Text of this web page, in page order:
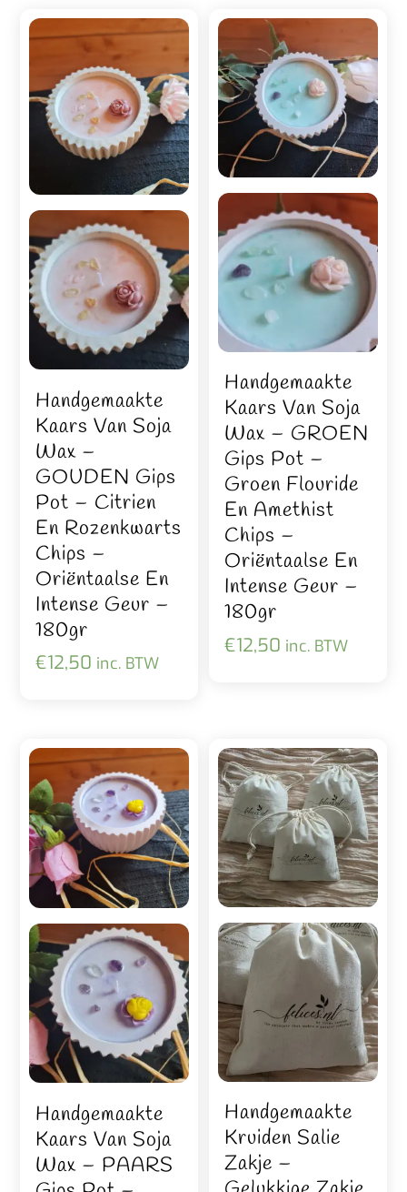
Handgemaakte
Kaars Van Soja
Wax –
GOUDEN Gips
Pot – Citrien
En Rozenkwarts
Chips –
Oriëntaalse En
Intense Geur –
180gr
€12,50 inc. BTW
Handgemaakte
Kaars Van Soja
Wax – GROEN
Gips Pot –
Groen Flouride
En Amethist
Chips –
Oriëntaalse En
Intense Geur –
180gr
€12,50 inc. BTW
Handgemaakte
Kaars Van Soja
Wax – PAARS
Handgemaakte
Kruiden Salie
Zakje –